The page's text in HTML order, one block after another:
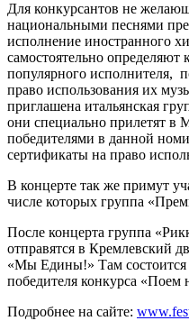
Для конкурсантов не
национальными песнями
исполнение иностранного
самостоятельно определяют
популярного исполнителя,
право использования их
приглашена итальянская
они специально прилетят в
победителями в данной
сертификаты на право
В концерте так же примут
числе которых группа
После концерта группа
отправятся в Кремлевский
«Мы Едины!» Там состоится
победителя конкурса «Поем
Подробнее на сайте: